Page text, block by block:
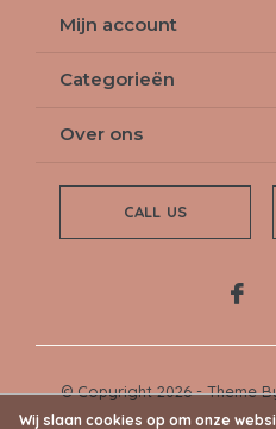
Mijn account
Categorieën
Over ons
CALL US
© Copyright2026- Theme
Wij slaan cookies op om onze